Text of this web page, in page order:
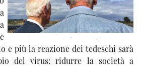
e più la reazione dei tedeschi sarà
del virus: ridurre la società a